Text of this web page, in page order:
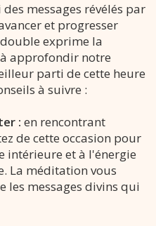
messages révélés par
et progresser
exprime la
approfondir notre
parti de cette heure
à suivre :
: en rencontrant
de cette occasion pour
intérieure et à l'énergie
La méditation vous
les messages divins qui